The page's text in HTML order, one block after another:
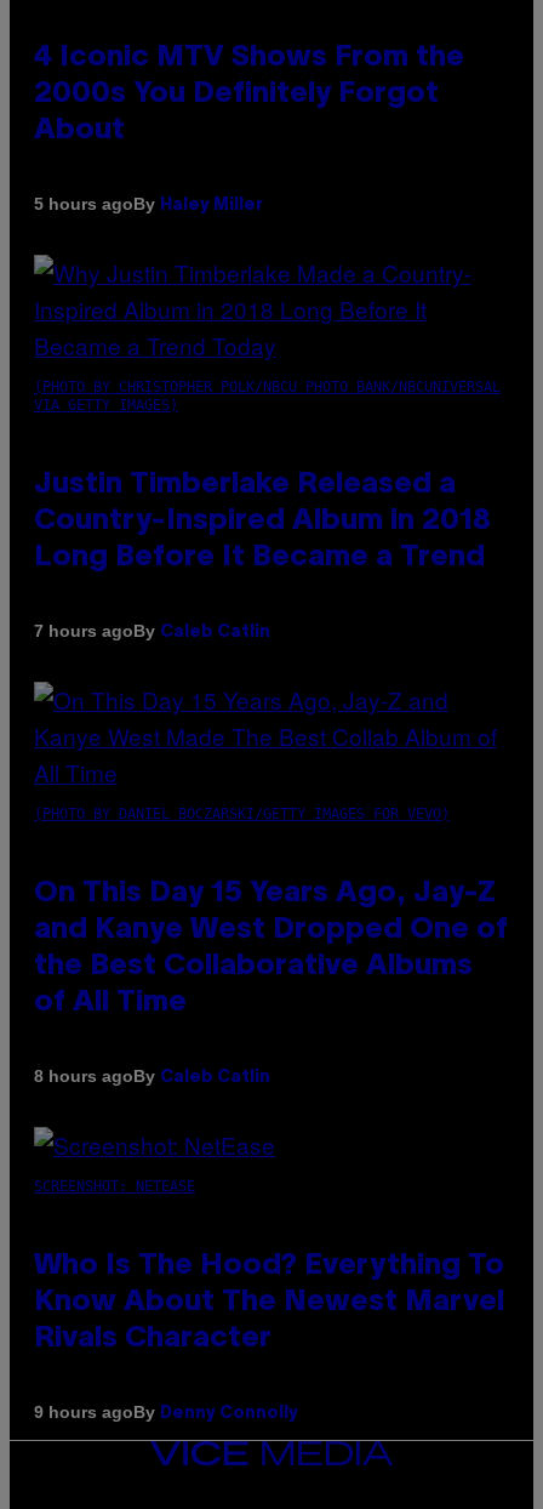
4 Iconic MTV Shows From the
2000s You Definitely Forgot
About
5 hours agoBy Haley Miller
(PHOTO BY CHRISTOPHER POLK/NBCU PHOTO BANK/NBCUNIVERSAL
VIA GETTY IMAGES)
Justin Timberlake Released a
Country-Inspired Album in 2018
Long Before It Became a Trend
7 hours agoBy Caleb Catlin
(PHOTO BY DANIEL BOCZARSKI/GETTY IMAGES FOR VEVO)
On This Day 15 Years Ago, Jay-Z
and Kanye West Dropped One of
the Best Collaborative Albums
of All Time
8 hours agoBy Caleb Catlin
SCREENSHOT: NETEASE
Who Is The Hood? Everything To
Know About The Newest Marvel
Rivals Character
9 hours agoBy Denny Connolly
VICE
MEDIA